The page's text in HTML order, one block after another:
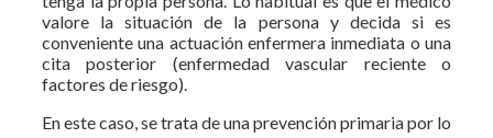
valore la situación de la persona y decida si es
conveniente una actuación enfermera inmediata o una
cita posterior (enfermedad vascular reciente o
factores de riesgo).
En este caso, se trata de una prevención primaria por lo